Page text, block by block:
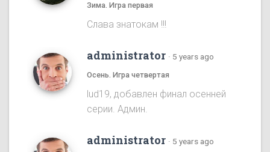
Зима. Игра первая
Cлава знатокам !!!
administrator · 5 years ago
Осень. Игра четвертая
lud19, добавлен финал осенней
серии. Админ.
administrator · 5 years ago